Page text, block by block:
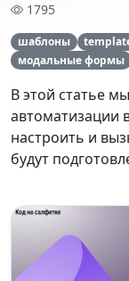
1795
шаблоны
модальные формы
В этой статье
автоматизации
настроить и
будут